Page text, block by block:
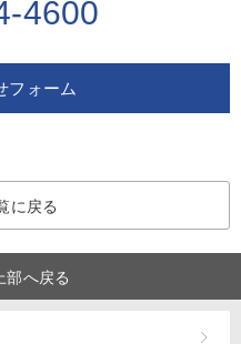
4600
フォーム
に戻る
部へ戻る